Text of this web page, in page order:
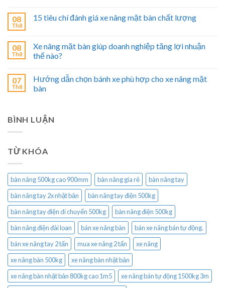
08
Th8
15 tiêu chí đánh giá xe nâng mặt bàn chất lượng
08
Th8
Xe nâng mặt bàn giúp doanh nghiệp tăng lợi nhuận
thế nào?
07
Th8
Hướng dẫn chọn bánh xe phù hợp cho xe nâng mặt
bàn
BÌNH LUẬN
TỪ KHÓA
bàn nâng 500kg cao 900mm bàn nâng gía rẻ
bàn nâng tay
bàn nâng tay 2x nhật bản
bàn nâng tay điện 500kg
bàn nâng tay điện di chuyển 500kg
bàn nâng điện 500kg
bàn nâng điện đài loan
bán xe nâng bàn
bán xe nâng bán tự động.
bán xe nâng tay 2 tấn
mua xe nâng 2 tấn
xe nâng
xe nâng bàn 500kg
xe nâng bàn nhật bản
xe nâng bàn nhật bản 800kg cao 1m5
xe nâng bán tự động 1500kg 3m